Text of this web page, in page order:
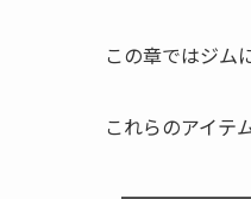
この章ではジム
これらのアイテ